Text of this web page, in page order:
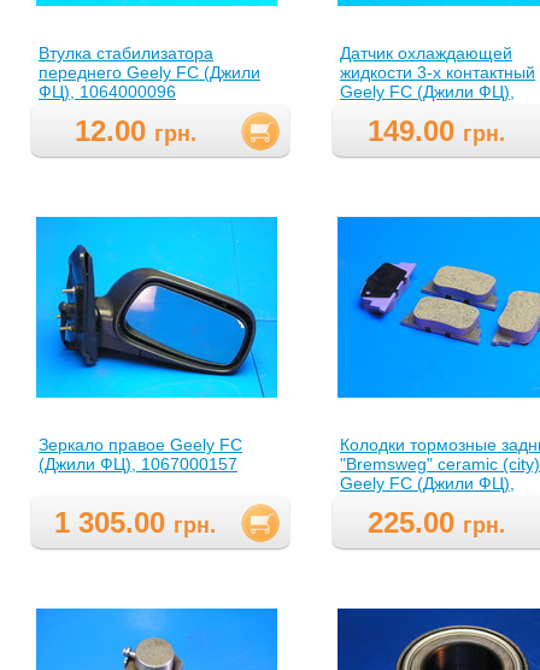
Втулка стабилизатора
переднего Geely FC (Джили
ФЦ), 1064000096
12.00 грн.
Датчик охлаждающей
жидкости 3-х контактный
Geely FC (Джили ФЦ),
149.00 грн.
Зеркало правое Geely FC
(Джили ФЦ), 1067000157
1 305.00 грн.
Колодки тормозные
"Bremsweg" ceramic (city)
Geely FC (Джили ФЦ),
225.00 грн.